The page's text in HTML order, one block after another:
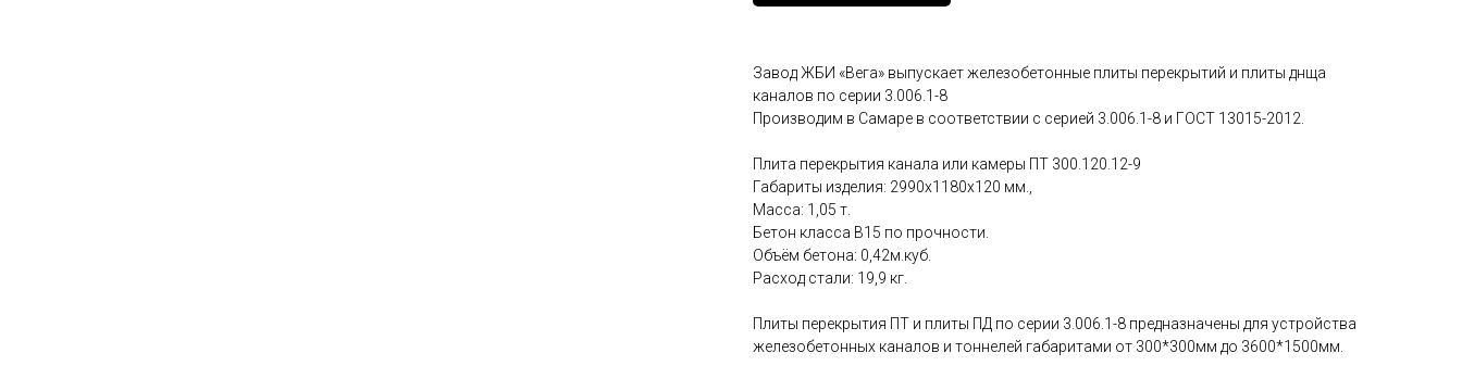
Завод ЖБИ «Вега» выпускает железобетонные плиты перекрытий и плиты днща
каналов по серии 3.006.1-8
Производим в Самаре в соответствии с серией 3.006.1-8 и ГОСТ 13015-2012.
Плита перекрытия канала или камеры ПТ 300.120.12-9
Габариты изделия: 2990x1180x120 мм.,
Масса: 1,05 т.
Бетон класса В15 по прочности.
Объём бетона: 0,42м.куб.
Расход стали: 19,9 кг.
Плиты перекрытия ПТ и плиты ПД по серии 3.006.1-8 предназначены для устройства
железобетонных каналов и тоннелей габаритами от 300*300мм до 3600*1500мм.